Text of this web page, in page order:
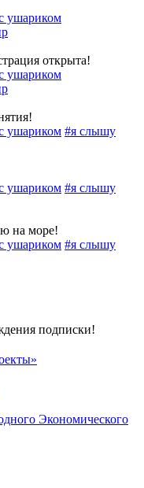
ушариком
открыта!
ушариком
ушариком #я слышу
ушариком #я слышу
на море!
ушариком #я слышу
подписки!
Экономического